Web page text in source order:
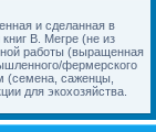
и сделанная в
В. Мегре (не из
работы (выращенная
фермерского
(семена, саженцы,
для экохозяйства.